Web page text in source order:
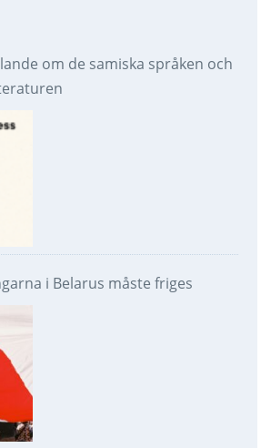
om de samiska språken och
i Belarus måste friges